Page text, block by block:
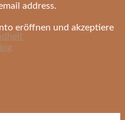
address.
eröffnen und akzeptiere